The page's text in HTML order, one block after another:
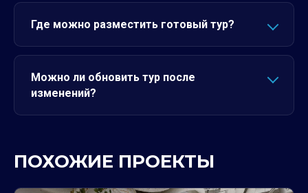
Где можно разместить готовый тур?
Можно ли обновить тур после
изменений?
ПОХОЖИЕ ПРОЕКТЫ